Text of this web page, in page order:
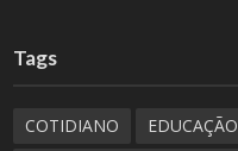
Tags
COTIDIANO EDUCAÇÃO